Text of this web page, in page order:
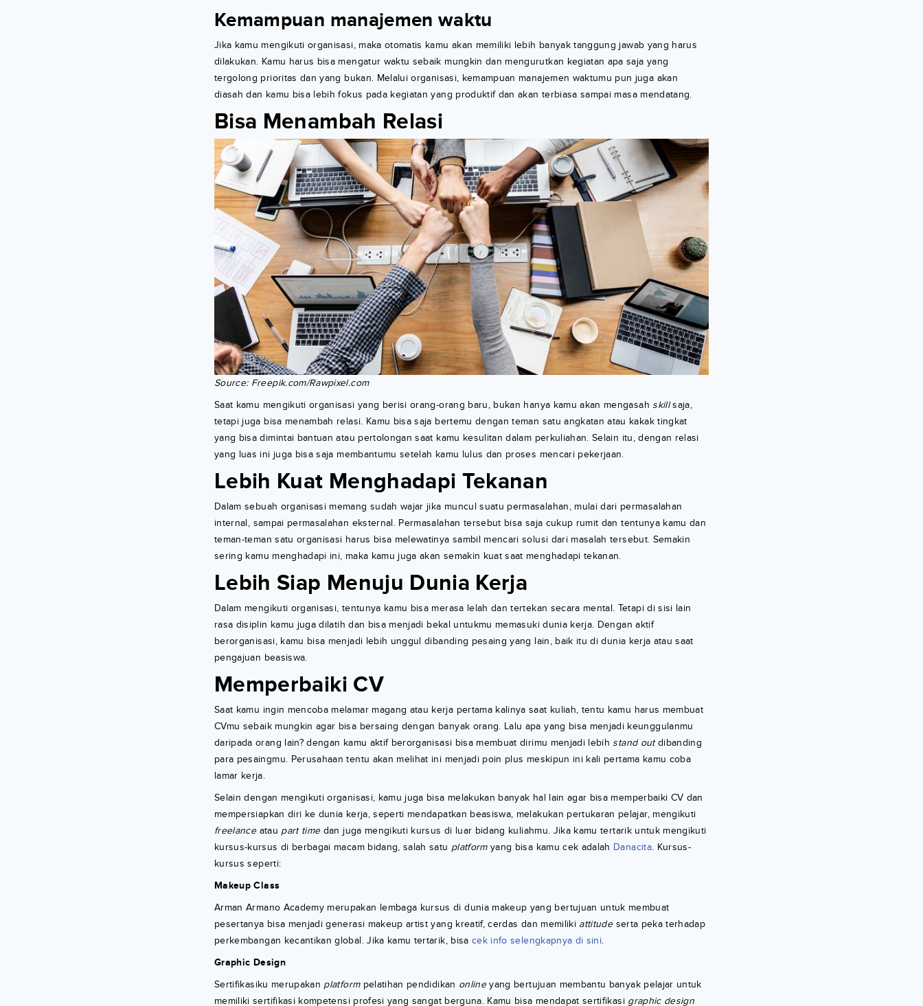
Kemampuan manajemen waktu
Jika kamu mengikuti organisasi, maka otomatis kamu akan memiliki lebih banyak tanggung jawab yang harus
dilakukan. Kamu harus bisa mengatur waktu sebaik mungkin dan mengurutkan kegiatan apa saja yang
tergolong prioritas dan yang bukan. Melalui organisasi, kemampuan manajemen waktumu pun juga akan
diasah dan kamu bisa lebih fokus pada kegiatan yang produktif dan akan terbiasa sampai masa mendatang.
Bisa Menambah Relasi
Source: Freepik.com/Rawpixel.com
Saat kamu mengikuti organisasi yang berisi orang-orang baru, bukan hanya kamu akan mengasah skillsaja,
tetapi juga bisa menambah relasi. Kamu bisa saja bertemu dengan teman satu angkatan atau kakak tingkat
yang bisa dimintai bantuan atau pertolongan saat kamu kesulitan dalam perkuliahan. Selain itu, dengan relasi
yang luas ini juga bisa saja membantumu setelah kamu lulus dan proses mencari pekerjaan.
Lebih Kuat Menghadapi Tekanan
Dalam sebuah organisasi memang sudah wajar jika muncul suatu permasalahan, mulai dari permasalahan
internal, sampai permasalahan eksternal. Permasalahan tersebut bisa saja cukup rumit dan tentunya kamu dan
teman-teman satu organisasi harus bisa melewatinya sambil mencari solusi dari masalah tersebut. Semakin
sering kamu menghadapi ini, maka kamu juga akan semakin kuat saat menghadapi tekanan.
Lebih Siap Menuju Dunia Kerja
Dalam mengikuti organisasi, tentunya kamu bisa merasa lelah dan tertekan secara mental. Tetapi di sisi lain
rasa disiplin kamu juga dilatih dan bisa menjadi bekal untukmu memasuki dunia kerja. Dengan aktif
berorganisasi, kamu bisa menjadi lebih unggul dibanding pesaing yang lain, baik itu di dunia kerja atau saat
pengajuan beasiswa.
Memperbaiki CV
Saat kamu ingin mencoba melamar magang atau kerja pertama kalinya saat kuliah, tentu kamu harus membuat
CVmu sebaik mungkin agar bisa bersaing dengan banyak orang. Lalu apa yang bisa menjadi keunggulanmu
daripada orang lain? dengan kamu aktif berorganisasi bisa membuat dirimu menjadi lebih stand outdibanding
para pesaingmu. Perusahaan tentu akan melihat ini menjadi poin plus meskipun ini kali pertama kamu coba
lamar kerja.
Selain dengan mengikuti organisasi, kamu juga bisa melakukan banyak hal lain agar bisa memperbaiki CV dan
mempersiapkan diri ke dunia kerja, seperti mendapatkan beasiswa, melakukan pertukaran pelajar, mengikuti
freelanceatau part timedan juga mengikuti kursus di luar bidang kuliahmu. Jika kamu tertarik untuk mengikuti
kursus-kursus di berbagai macam bidang, salah satu platformyang bisa kamu cek adalah Danacita. Kursus-
kursus seperti:
Makeup Class
Arman Armano Academy merupakan lembaga kursus di dunia makeup yang bertujuan untuk membuat
pesertanya bisa menjadi generasi makeup artist yang kreatif, cerdas dan memiliki attitudeserta peka terhadap
perkembangan kecantikan global. Jika kamu tertarik, bisa cek info selengkapnya di sini.
Graphic Design
Sertifikasiku merupakan platformpelatihan pendidikan onlineyang bertujuan membantu banyak pelajar untuk
memiliki sertifikasi kompetensi profesi yang sangat berguna. Kamu bisa mendapat sertifikasi graphic design